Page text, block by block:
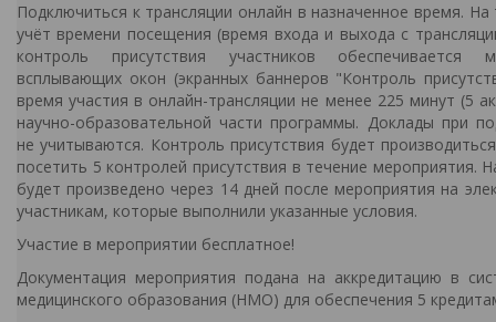
Подключиться к трансляции онлайн в назначенное время. На
учёт времени посещения (время входа и выхода с
контроль присутствия участников обеспечивается
всплывающих окон (экранных баннеров "Контроль
время участия в онлайн-трансляции не менее 225 минут (5
научно-образовательной части программы. Доклады при
не учитываются. Контроль присутствия будет
посетить 5 контролей присутствия в течение мероприятия.
будет произведено через 14 дней после мероприятия на
участникам, которые выполнили указанные условия.
Участие в мероприятии бесплатное!
Документация мероприятия подана на аккредитацию в
медицинского образования (НМО) для обеспечения 5